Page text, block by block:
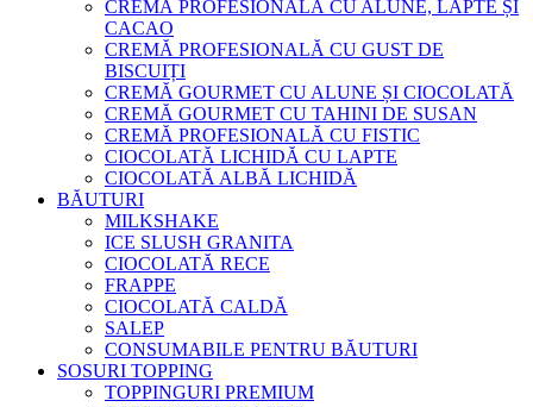
CREMĂ PROFESIONALĂ CU ALUNE, LAPTE ȘI
CACAO
CREMĂ PROFESIONALĂ CU GUST DE
BISCUIȚI
CREMĂ GOURMET CU ALUNE ȘI CIOCOLATĂ
CREMĂ GOURMET CU TAHINI DE SUSAN
CREMĂ PROFESIONALĂ CU FISTIC
CIOCOLATĂ LICHIDĂ CU LAPTE
CIOCOLATĂ ALBĂ LICHIDĂ
BĂUTURI
MILKSHAKE
ICE SLUSH GRANITA
CIOCOLATĂ RECE
FRAPPE
CIOCOLATĂ CALDĂ
SALEP
CONSUMABILE PENTRU BĂUTURI
SOSURI TOPPING
TOPPINGURI PREMIUM